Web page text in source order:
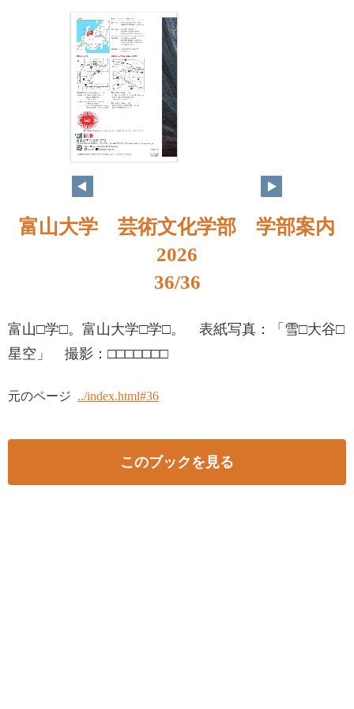
富山大学 芸術文化学部 学部案内
2026
36/36
富山□学□。富山大学□学□。 表紙写真：「雪□大谷□
星空」 撮影：□□□□□□□
元のページ ../index.html#36
このブックを見る